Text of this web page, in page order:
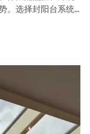
。选择封阳台系统